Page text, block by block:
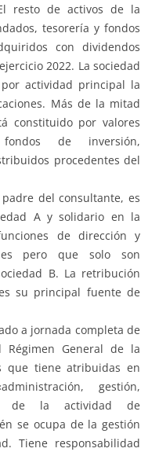
resto de activos de la
tesorería y fondos
con dividendos
2022. La sociedad
actividad principal la
Más de la mitad
constituido por valores
fondos de inversión,
procedentes del
del consultante, es
A y solidario en la
de dirección y
pero que solo son
B. La retribución
su principal fuente de
a jornada completa de
General de la
que tiene atribuidas en
gestión,
de la actividad de
se ocupa de la gestión
Tiene responsabilidad